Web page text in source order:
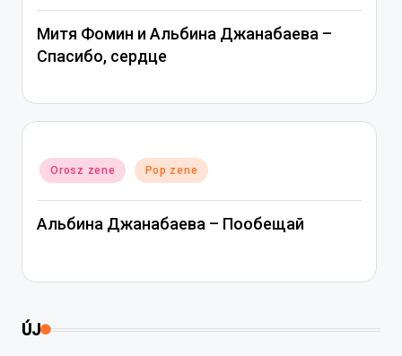
Митя Фомин и Альбина Джанабаева –
Спасибо, сердце
Posted
in
Orosz zene Pop zene
Альбина Джанабаева – Пообещай
ÚJ